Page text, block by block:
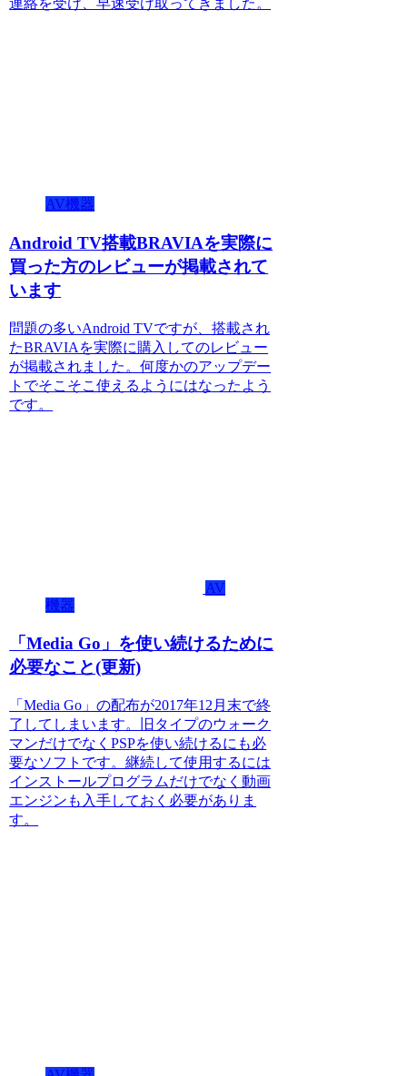
連絡を受け、早速受け取ってきました。
AV機器
Android TV搭載BRAVIAを実際に
買った方のレビューが掲載されて
います
問題の多いAndroid TVですが、搭載され
たBRAVIAを実際に購入してのレビュー
が掲載されました。何度かのアップデー
トでそこそこ使えるようにはなったよう
です。
AV
機器
「Media Go」を使い続けるために
必要なこと(更新)
「Media Go」の配布が2017年12月末で終
了してしまいます。旧タイプのウォーク
マンだけでなくPSPを使い続けるにも必
要なソフトです。継続して使用するには
インストールプログラムだけでなく動画
エンジンも入手しておく必要がありま
す。